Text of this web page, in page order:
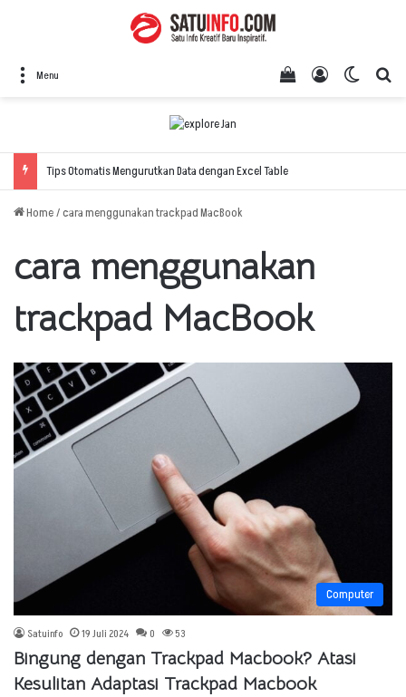
Menu Switch
Log In
View your
Tips Otomatis Mengurutkan Data dengan Excel Table
Home/cara menggunakan trackpad MacBook
cara menggunakan
trackpad MacBook
Computer
Satuinfo 19 Juli 2024 0 53
Bingung dengan Trackpad Macbook? Atasi
Kesulitan Adaptasi Trackpad Macbook